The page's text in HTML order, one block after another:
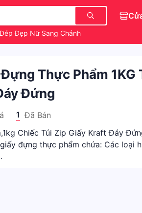
Dép Đẹp Nữ Sang Chảnh
Thực Phẩm 1KG
Đứng
1 Đã Bán
Chiếc Túi Zip Giấy Kraft Đáy
đựng thực phẩm chứa: Các loại